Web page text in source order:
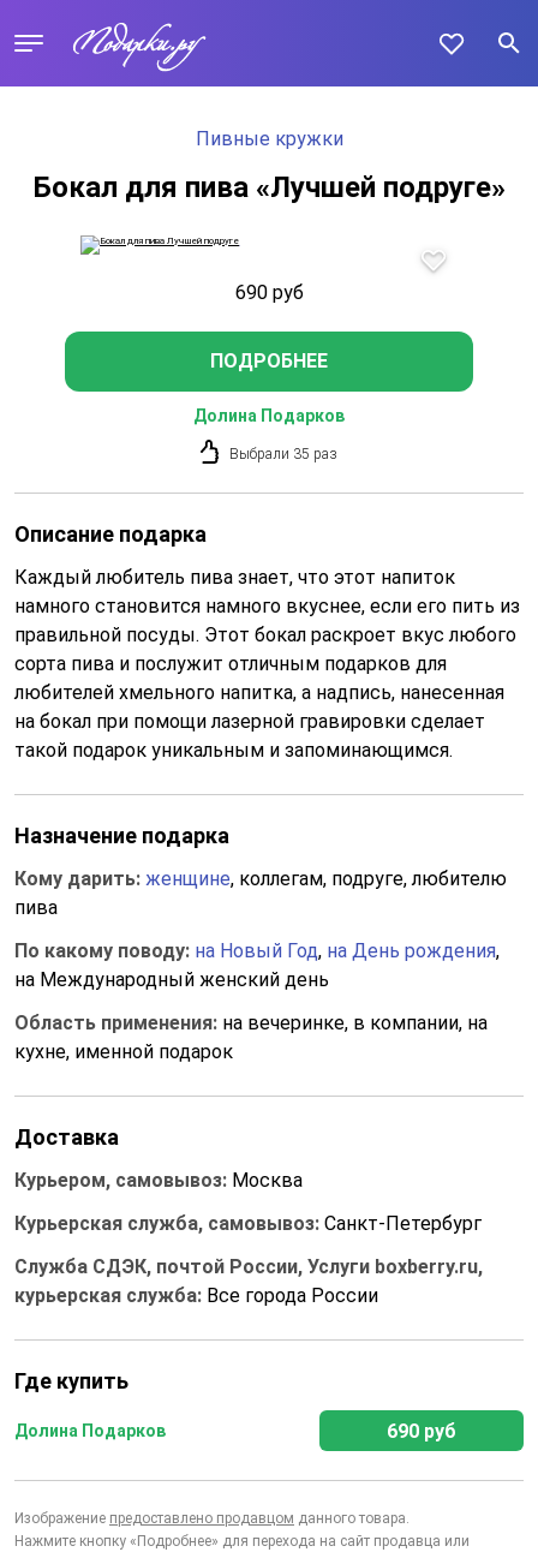
Пивные кружки
Бокал для пива «Лучшей подруге»
690 руб
ПОДРОБНЕЕ
Долина Подарков
Выбрали 35 раз
Описание подарка
Каждый любитель пива знает, что этот напиток
намного становится намного вкуснее, если его пить из
правильной посуды. Этот бокал раскроет вкус любого
сорта пива и послужит отличным подарков для
любителей хмельного напитка, а надпись, нанесенная
на бокал при помощи лазерной гравировки сделает
такой подарок уникальным и запоминающимся.
Назначение подарка
Кому дарить: женщине, коллегам, подруге, любителю
пива
По какому поводу: на Новый Год, на День рождения,
на Международный женский день
Область применения: на вечеринке, в компании, на
кухне, именной подарок
Доставка
Курьером, самовывоз: Москва
Курьерская служба, самовывоз: Санкт-Петербург
Служба СДЭК, почтой России, Услуги boxberry.ru,
курьерская служба: Все города России
Где купить
Долина Подарков 690 руб
Изображение предоставлено продавцом данного товара.
Нажмите кнопку «Подробнее» для перехода на сайт продавца или